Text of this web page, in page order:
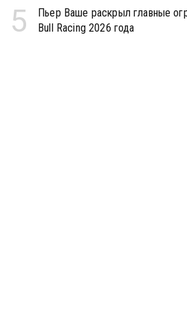
5
Пьер Ваше раскрыл главные
Bull Racing 2026 года